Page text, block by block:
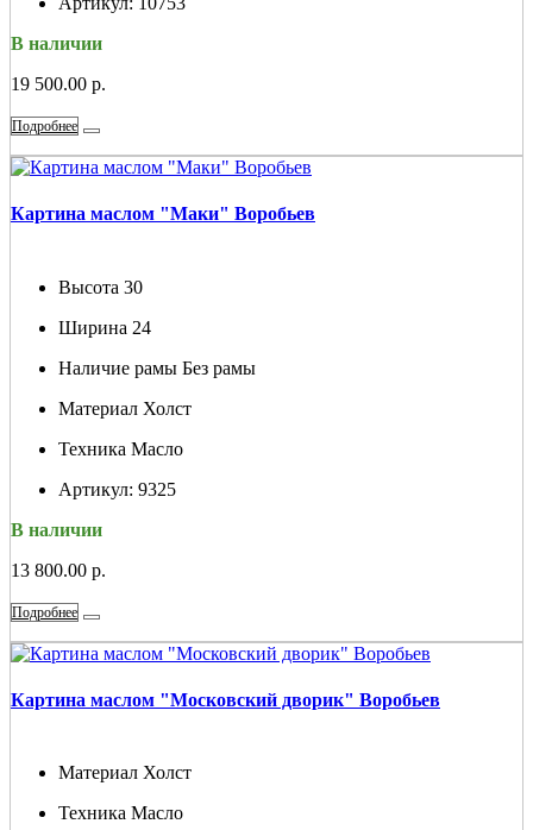
В наличии
19 500.00 р.
Подробнее
Картина маслом "Маки" Воробьев
Высота 30
Ширина 24
Наличие рамы Без рамы
Материал Холст
Техника Масло
Артикул: 9325
В наличии
13 800.00 р.
Подробнее
Картина маслом "Московский дворик" Воробьев
Материал Холст
Техника Масло